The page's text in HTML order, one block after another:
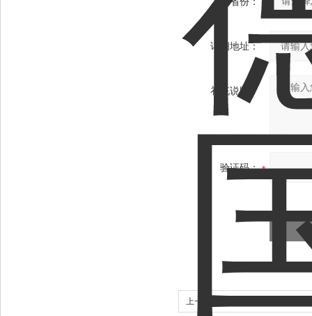
详细地址：
补充说明：
验证码：
上一个：